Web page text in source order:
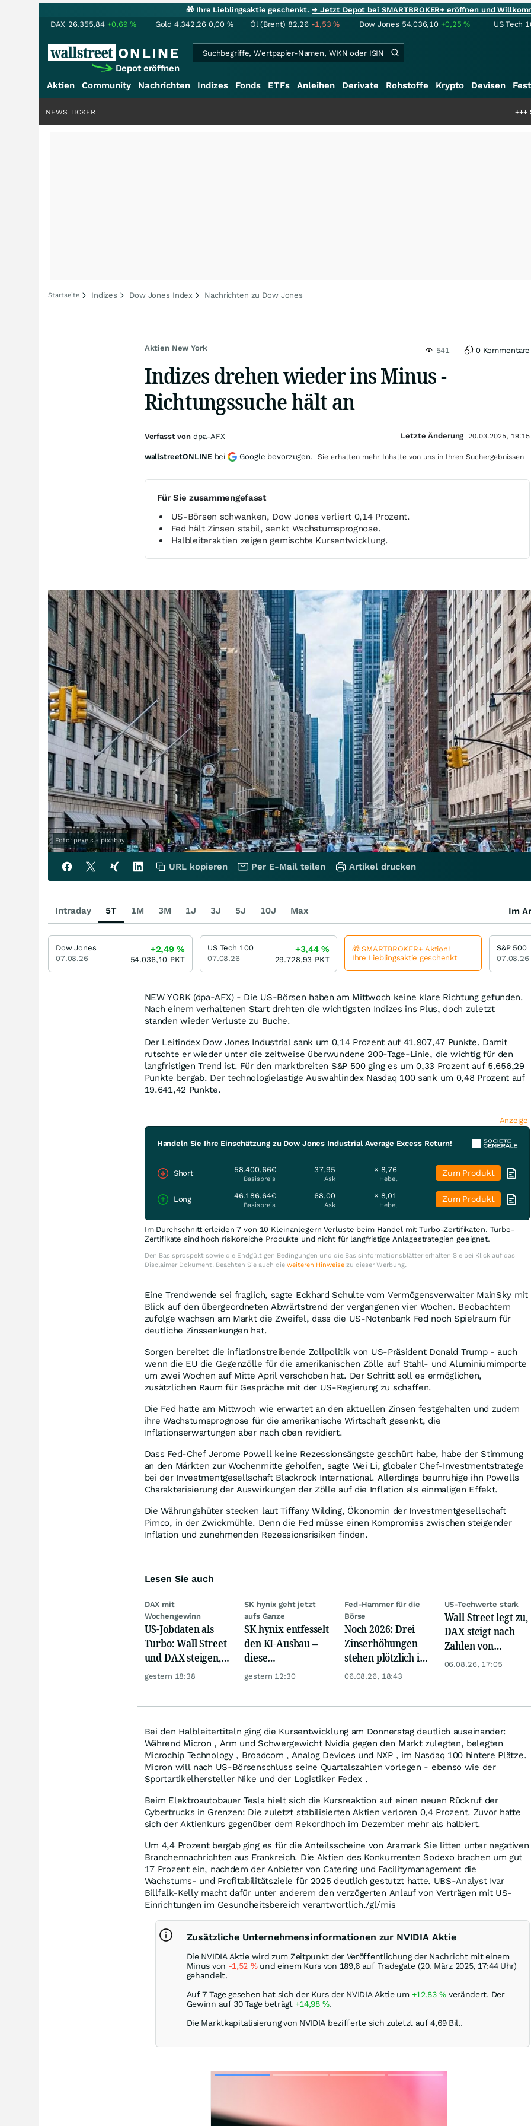
🎁 Ihre Lieblingsaktie geschenkt.→ Jetzt Depot bei SMARTBROKER+ eröffnen und
DAX 26.355,84 +0,69% Gold 4.342,26 0,00 % Öl (Brent) 82,26 -1,53% Dow Jones 54.036,10 +0,25% US Tech
Depot eröffnen
Aktien Community Nachrichten Indizes Fonds ETFs Anleihen Derivate Rohstoffe Krypto Devisen
Schwere
NEWS TICKER
Startseite Indizes Dow Jones Index Nachrichten zu Dow Jones
Aktien New York 541 0 Kommentare
Indizes drehen wieder ins Minus -
Richtungssuche hält an
Für Sie zusammengefasst
US-Börsen schwanken, Dow Jones verliert 0,14 Prozent.
Fed hält Zinsen stabil, senkt Wachstumsprognose.
Halbleiteraktien zeigen gemischte Kursentwicklung.
Foto: pexels - pixabay
NEW YORK (dpa-AFX) - Die US-Börsen haben am Mittwoch keine klare Richtung gefunden.
Nach einem verhaltenen Start drehten die wichtigsten Indizes ins Plus, doch zuletzt
standen wieder Verluste zu Buche.
Der Leitindex Dow Jones Industrial sank um 0,14 Prozent auf 41.907,47 Punkte. Damit
rutschte er wieder unter die zeitweise überwundene 200-Tage-Linie, die wichtig für den
langfristigen Trend ist. Für den marktbreiten S&P 500 ging es um 0,33 Prozent auf 5.656,29
Punkte bergab. Der technologielastige Auswahlindex Nasdaq 100 sank um 0,48 Prozent auf
19.641,42 Punkte.
Anzeige
Handeln Sie Ihre Einschätzung zu Dow Jones Industrial Average Excess Return!
Short 58.400,66€
Basispreis
37,95
Ask
× 8,76
Hebel
Zum Produkt
Long 46.186,64€
Basispreis
68,00
Ask
× 8,01
Hebel
Zum Produkt
Im Durchschnitt erleiden 7 von 10 Kleinanlegern Verluste beim Handel mit Turbo-Zertifikaten. Turbo-
Zertifikate sind hoch risikoreiche Produkte und nicht für langfristige Anlagestrategien geeignet.
Den Basisprospekt sowie die Endgültigen Bedingungen und die Basisinformationsblätter erhalten Sie bei Klick auf das
Disclaimer Dokument. Beachten Sie auch die weiteren Hinweisezu dieser Werbung.
Eine Trendwende sei fraglich, sagte Eckhard Schulte vom Vermögensverwalter MainSky mit
Blick auf den übergeordneten Abwärtstrend der vergangenen vier Wochen. Beobachtern
zufolge wachsen am Markt die Zweifel, dass die US-Notenbank Fed noch Spielraum für
deutliche Zinssenkungen hat.
Sorgen bereitet die inflationstreibende Zollpolitik von US-Präsident Donald Trump - auch
wenn die EU die Gegenzölle für die amerikanischen Zölle auf Stahl- und Aluminiumimporte
um zwei Wochen auf Mitte April verschoben hat. Der Schritt soll es ermöglichen,
zusätzlichen Raum für Gespräche mit der US-Regierung zu schaffen.
Die Fed hatte am Mittwoch wie erwartet an den aktuellen Zinsen festgehalten und zudem
ihre Wachstumsprognose für die amerikanische Wirtschaft gesenkt, die
Inflationserwartungen aber nach oben revidiert.
Dass Fed-Chef Jerome Powell keine Rezessionsängste geschürt habe, habe der Stimmung
an den Märkten zur Wochenmitte geholfen, sagte Wei Li, globaler Chef-Investmentstratege
bei der Investmentgesellschaft Blackrock International. Allerdings beunruhige ihn Powells
Charakterisierung der Auswirkungen der Zölle auf die Inflation als einmaligen Effekt.
Die Währungshüter stecken laut Tiffany Wilding, Ökonomin der Investmentgesellschaft
Pimco, in der Zwickmühle. Denn die Fed müsse einen Kompromiss zwischen steigender
Inflation und zunehmenden Rezessionsrisiken finden.
Lesen Sie auch
DAX mit
Wochengewinn
US-Jobdaten als
Turbo: Wall Street
und DAX steigen,
Gold glänzt
gestern 18:38
SK hynix geht jetzt
aufs Ganze
SK hynix entfesselt
den KI-Ausbau –
diese
Milliardenwette ist
gestern 12:30
Fed-Hammer für die
Börse
Noch 2026: Drei
Zinserhöhungen
stehen plötzlich im
Raum
06.08.26, 18:43
US-Techwerte stark
Wall Street legt zu,
DAX steigt nach
Zahlen von
Telekom, Henkel
06.08.26, 17:05
Bei den Halbleitertiteln ging die Kursentwicklung am Donnerstag deutlich auseinander:
Während Micron , Arm und Schwergewicht Nvidia gegen den Markt zulegten, belegten
Microchip Technology , Broadcom , Analog Devices und NXP , im Nasdaq 100 hintere Plätze.
Micron will nach US-Börsenschluss seine Quartalszahlen vorlegen - ebenso wie der
Sportartikelhersteller Nike und der Logistiker Fedex .
Beim Elektroautobauer Tesla hielt sich die Kursreaktion auf einen neuen Rückruf der
Cybertrucks in Grenzen: Die zuletzt stabilisierten Aktien verloren 0,4 Prozent. Zuvor hatte
sich der Aktienkurs gegenüber dem Rekordhoch im Dezember mehr als halbiert.
Um 4,4 Prozent bergab ging es für die Anteilsscheine von Aramark Sie litten unter negativen
Branchennachrichten aus Frankreich. Die Aktien des Konkurrenten Sodexo brachen um gut
17 Prozent ein, nachdem der Anbieter von Catering und Facilitymanagement die
Wachstums- und Profitabilitätsziele für 2025 deutlich gestutzt hatte. UBS-Analyst Ivar
Billfalk-Kelly macht dafür unter anderem den verzögerten Anlauf von Verträgen mit US-
Einrichtungen im Gesundheitsbereich verantwortlich./gl/mis
Zusätzliche Unternehmensinformationen zur NVIDIA Aktie
Die NVIDIA Aktie wird zum Zeitpunkt der Veröffentlichung der Nachricht mit einem
Minus von -1,52 %und einem Kurs von 189,6 auf Tradegate (20. März 2025, 17:44 Uhr)
gehandelt.
Auf 7 Tage gesehen hat sich der Kurs der NVIDIA Aktie um +12,83% verändert. Der
Gewinn auf 30 Tage beträgt +14,98%.
Die Marktkapitalisierung von NVIDIA bezifferte sich zuletzt auf 4,69 Bil..
Verfasst von dpa-AFX Letzte Änderung 20.03.2025, 19:15
wallstreetONLINE bei Google bevorzugen. Sie erhalten mehr Inhalte von uns in Ihren Suchergebnissen
URL kopieren Per E-Mail teilen Artikel drucken
Intraday 5T 1M 3M 1J 3J 5J 10J Max Im
Dow Jones
07.08.26
+2,49%
54.036,10 PKT
US Tech 100
07.08.26
+3,44%
29.728,93 PKT
🎁 SMARTBROKER+ Aktion!
Ihre Lieblingsaktie geschenkt
S&P 500
07.08.26